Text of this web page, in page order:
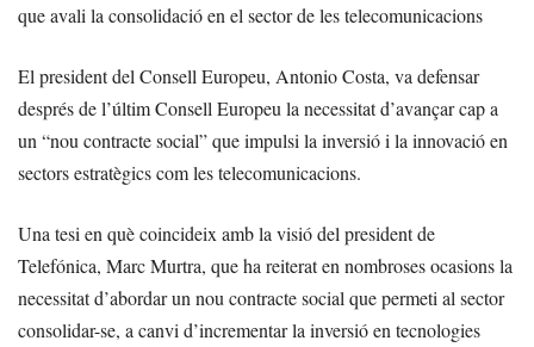
que avali la consolidació en el sector de les telecomunicacions
El president del Consell Europeu, Antonio Costa, va defensar
després de l’últim Consell Europeu la necessitat d’avançar cap a
un “nou contracte social” que impulsi la inversió i la innovació en
sectors estratègics com les telecomunicacions.
Una tesi en què coincideix amb la visió del president de
Telefónica, Marc Murtra, que ha reiterat en nombroses ocasions la
necessitat d’abordar un nou contracte social que permeti al sector
consolidar-se, a canvi d’incrementar la inversió en tecnologies